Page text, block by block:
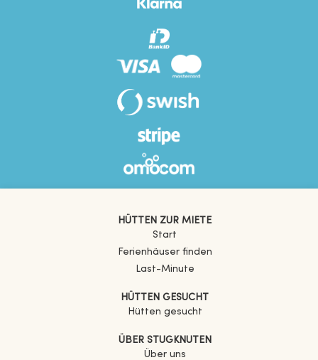
HÜTTEN ZUR MIETE
Start
Ferienhäuser finden
Last-Minute
HÜTTEN GESUCHT
Hütten gesucht
ÜBER STUGKNUTEN
Über uns